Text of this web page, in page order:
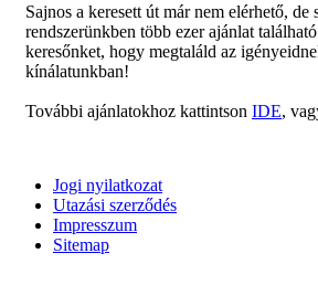
Sajnos a keresett út már nem elérhető, de
rendszerünkben több ezer ajánlat
keresőnket, hogy megtaláld az
kínálatunkban!
További ajánlatokhoz kattintson IDE,
Jogi nyilatkozat
Utazási szerződés
Impresszum
Sitemap